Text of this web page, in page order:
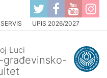
UPIS 2026/2027
Luci